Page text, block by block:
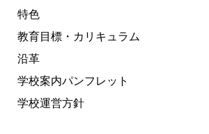
特色
教育目標・カリキュラム
沿革
学校案内パンフレット
学校運営方針